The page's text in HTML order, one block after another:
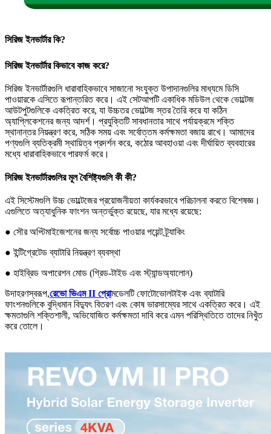
সিরিজ ইনভার্টার কি?
সিরিজ ইনভার্টার কিভাবে কাজ করে?
সিরিজ ইনভার্টারগুলি ধারাবাহিকভাবে সাজানো সংযুক্ত উপাদানগুলির মাধ্যমে ডিসি
পাওয়ারকে এসিতে রূপান্তরিত করে। এই সেটআপটি একাধিক মডিউল থেকে ভোল্টেজ
আউটপুটগুলিকে একত্রিত করে, যা উচ্চতর ভোল্টেজ স্তর তৈরি করে যা কঠিন
অ্যাপ্লিকেশনের জন্য আদর্শ। প্রযুক্তিটি সাবধানতার সাথে পর্যায়ক্রমে শক্তি
স্থানান্তর নিয়ন্ত্রণ করে, সঠিক সময় এবং সর্বোত্তম কর্মক্ষমতা বজায় রাখে। আমাদের
পণ্যগুলি ব্যতিক্রমী স্থায়িত্ব প্রদর্শন করে, কঠোর আবহাওয়া এবং দীর্ঘায়িত ব্যবহারের
মধ্যে ধারাবাহিকভাবে পারফর্ম করে।
সিরিজ ইনভার্টারগুলির মূল বৈশিষ্ট্যগুলি কী কী?
এই সিস্টেমগুলি উচ্চ ভোল্টেজের প্রয়োজনীয়তা কার্যকরভাবে পরিচালনা করতে বিশেষজ্ঞ।
এগুলিতে অত্যাধুনিক ফাংশন অন্তর্ভুক্ত রয়েছে, যার মধ্যে রয়েছে:
● সৌর অপ্টিমাইজেশনের জন্য সর্বোচ্চ পাওয়ার পয়েন্ট ট্র্যাকিং
● ইন্টিগ্রেটেড ব্যাটারি নিয়ন্ত্রণ ব্যবস্থা
● হাইব্রিড অপারেশন মোড (গ্রিড-টাইড এবং স্ট্যান্ডঅ্যালোন)
উদাহরণস্বরূপ,রেভো ভিএম II প্রোমডেলটি ফোটোভোলটাইক এবং ব্যাটারি
ফাংশনগুলিকে বুদ্ধিমান বিদ্যুৎ বিতরণ এবং কোষ ভারসাম্যের সাথে একত্রিত করে। এই
ক্ষমতাগুলি শক্তিশালী, অভিযোজিত কর্মক্ষমতা দাবি করে এমন পরিস্থিতিতে তাদের নিখুঁত
করে তোলে।